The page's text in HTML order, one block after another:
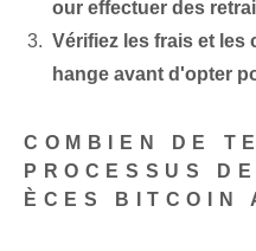
our effectuer des
Vérifiez les frais et
hange avant d'opter
COMBIEN DE
PROCESSUS
ÈCES BITCOIN